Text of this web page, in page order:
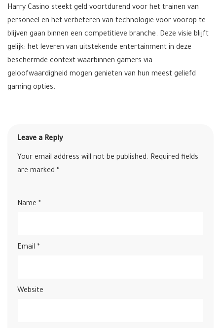
Harry Casino steekt geld voortdurend voor het trainen van
personeel en het verbeteren van technologie voor voorop te
blijven gaan binnen een competitieve branche. Deze visie blijft
gelijk: het leveren van uitstekende entertainment in deze
beschermde context waarbinnen gamers via
geloofwaardigheid mogen genieten van hun meest geliefd
gaming opties.
Leave a Reply
Your email address will not be published. Required fields
are marked *
Name *
Email *
Website